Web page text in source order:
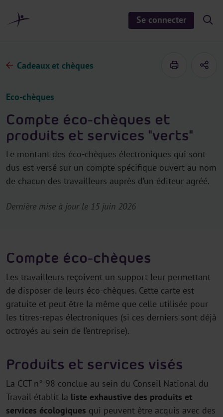
Se connecter
S
i
Cadeaux et chèques
Eco-chèques
Compte éco-chèques et
produits et services "verts"
Le montant des éco-chèques électroniques qui sont
dus est versé sur un compte spécifique ouvert au nom
de chacun des travailleurs auprès d’un éditeur agréé.
Dernière mise à jour le 15 juin 2026
Compte éco-chèques
Les travailleurs reçoivent un support leur permettant
de disposer de leurs éco-chèques. Cette carte est
gratuite et peut être la même que celle utilisée pour
les titres-repas électroniques (si ces derniers sont déjà
octroyés au sein de l’entreprise).
Produits et services visés
La CCT n° 98 conclue au sein du Conseil National du
Travail établit la liste exhaustive des produits et
services écologiques qui peuvent être acquis avec des